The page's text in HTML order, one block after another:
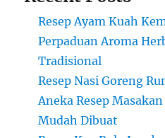
Resep Ayam Kuah
Perpaduan Aroma
Tradisional
Resep Nasi Goreng
Aneka Resep
Mudah Dibuat